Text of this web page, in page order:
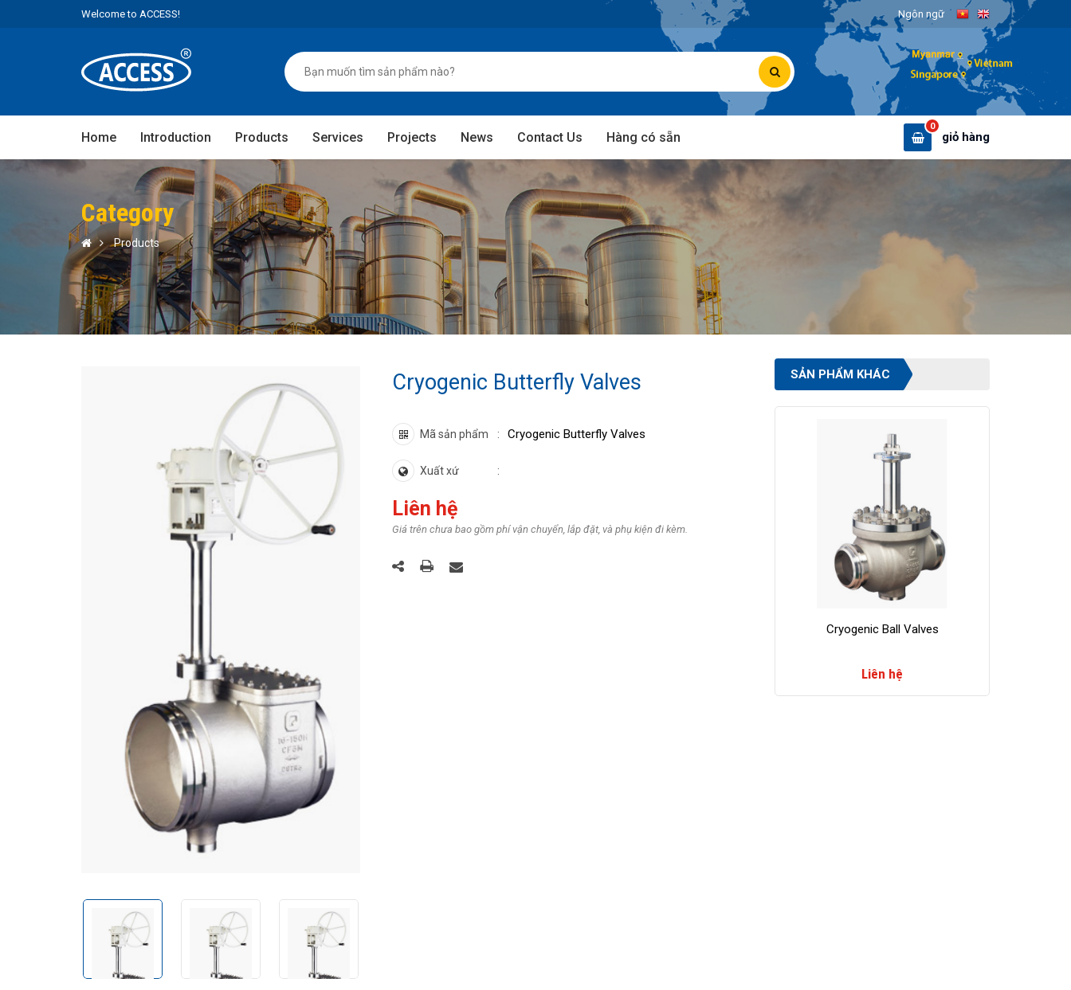
Welcome to ACCESS! Ngôn ngữ
Home Introduction Products Services Projects News Contact Us Hàng có sẵn giỏ hàng
0
Category
Products
Cryogenic Butterfly Valves
Mã sản phẩm Cryogenic Butterfly Valves
Xuất xứ
Liên hệ
Giá trên chưa bao gồm phí vận chuyển, lắp đặt, và phụ kiện đi kèm.
SẢN PHẨM KHÁC
Cryogenic Ball Valves
Liên hệ